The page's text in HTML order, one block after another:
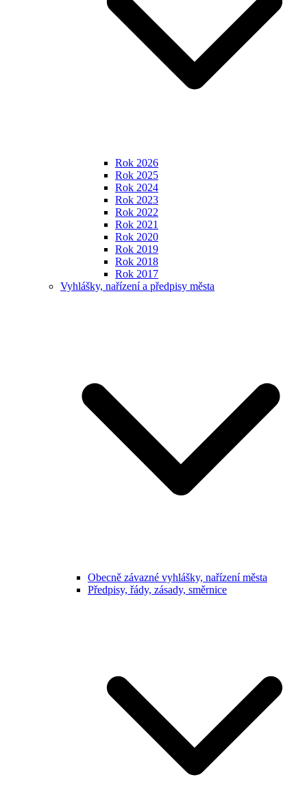
Rok 2026
Rok 2025
Rok 2024
Rok 2023
Rok 2022
Rok 2021
Rok 2020
Rok 2019
Rok 2018
Rok 2017
Vyhlášky, nařízení a předpisy města
Obecně závazné vyhlášky, nařízení města
Předpisy, řády, zásady, směrnice